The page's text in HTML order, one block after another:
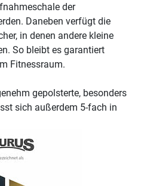
der
Daneben verfügt die
in denen andere kleine
So bleibt es garantiert
Fitnessraum.
gepolsterte, besonders
sich außerdem 5-fach in